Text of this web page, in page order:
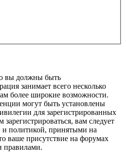
вы должны быть
занимает всего несколько
более широкие возможности.
могут быть установлены
для зарегистрированных
вам следует
и политикой, принятыми на
ваше присутствие на форумах
правилами.